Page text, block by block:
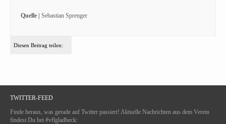
Quelle | Sebastian Sprenger
Diesen Beitrag teilen:
TWITTER-FEED
Finde heraus, was gerade auf Twitter passiert! Aktuelle Nachrichten aus dem Verein
findest Du bei #vflgladbeck: